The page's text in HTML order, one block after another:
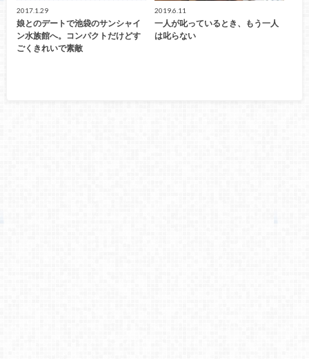
2017.1.29
娘とのデートで池袋のサンシャイ
ン水族館へ。コンパクトだけどす
ごくきれいで素敵
2019.6.11
一人が叱っているとき、もう一人
は叱らない